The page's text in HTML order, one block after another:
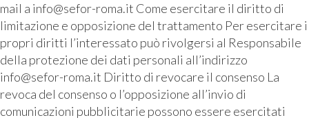
mail a info@sefor-roma.it Come esercitare il diritto di
limitazione e opposizione del trattamento Per esercitare i
propri diritti l’interessato può rivolgersi al Responsabile
della protezione dei dati personali all’indirizzo
info@sefor-roma.it Diritto di revocare il consenso La
revoca del consenso o l’opposizione all’invio di
comunicazioni pubblicitarie possono essere esercitati